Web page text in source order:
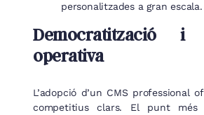
personalitzades a gran escala.
Democratització i
operativa
L’adopció d’un CMS professional
competitius clars. El punt més